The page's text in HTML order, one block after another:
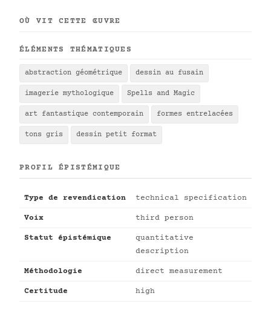
OÙ VIT CETTE ŒUVRE
ÉLÉMENTS THÉMATIQUES
abstraction géométrique dessin au fusain
imagerie mythologique Spells and Magic
art fantastique contemporain formes entrelacées
tons gris dessin petit format
PROFIL ÉPISTÉMIQUE
Type de revendication technical specification
Voix third person
Statut épistémique
quantitative
description
Méthodologie direct measurement
Certitude high